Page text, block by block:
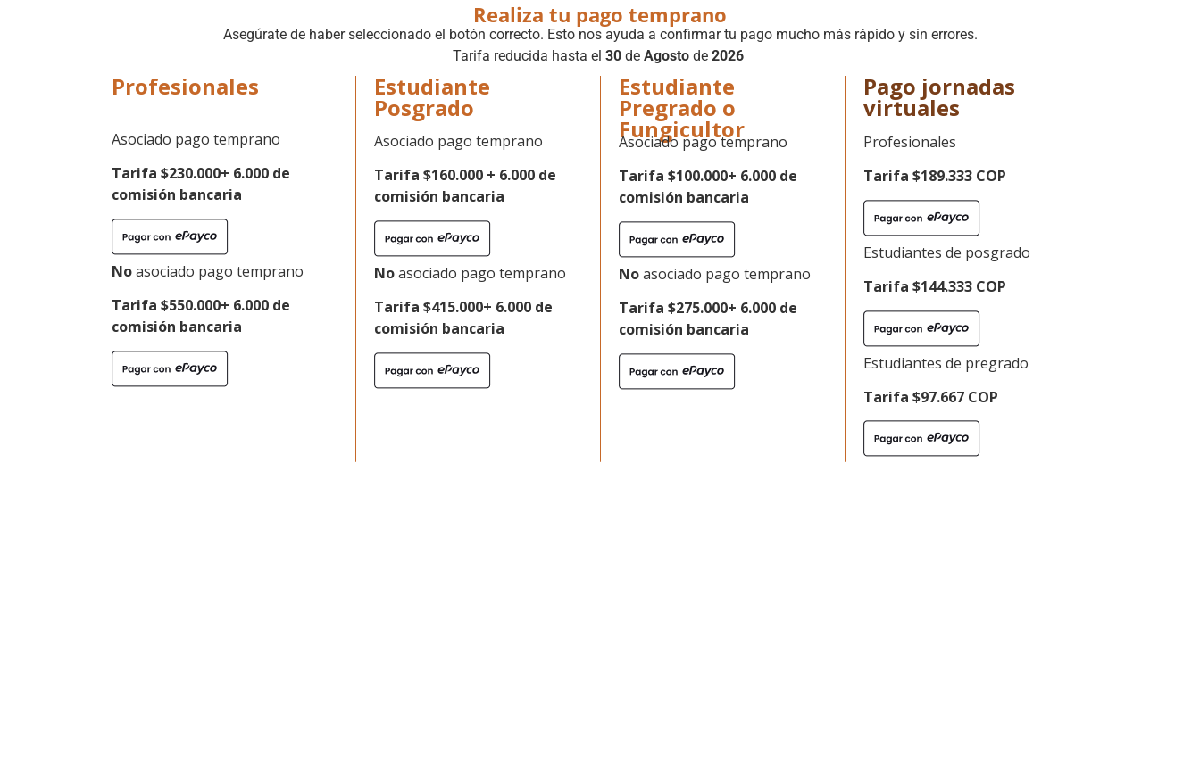
Realiza tu pago temprano
Asegúrate de haber seleccionado el botón correcto. Esto nos ayuda a confirmar tu pago mucho más rápido y sin errores.
Tarifa reducida hasta el 30 de Agosto de 2026